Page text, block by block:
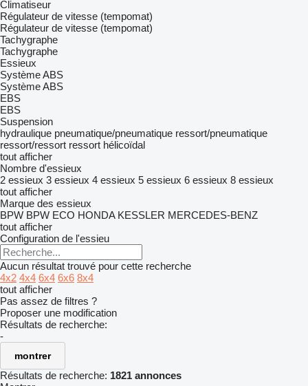
Climatiseur
Régulateur de vitesse (tempomat)
Régulateur de vitesse (tempomat)
Tachygraphe
Tachygraphe
Essieux
Système ABS
Système ABS
EBS
EBS
Suspension
hydraulique pneumatique/pneumatique ressort/pneumatique
ressort/ressort ressort hélicoïdal
tout afficher
Nombre d'essieux
2 essieux 3 essieux 4 essieux 5 essieux 6 essieux 8 essieux
tout afficher
Marque des essieux
BPW BPW ECO HONDA KESSLER MERCEDES-BENZ
tout afficher
Configuration de l'essieu
Aucun résultat trouvé pour cette recherche
4x2 4x4 6x4 6x6 8x4
tout afficher
Pas assez de filtres ?
Proposer une modification
Résultats de recherche:
-
montrer
Résultats de recherche: 1821 annonces